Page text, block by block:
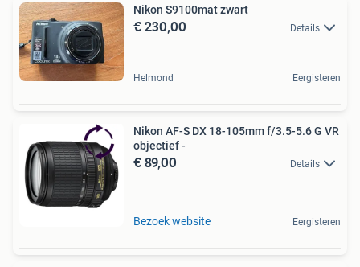
Nikon S9100mat zwart
€ 230,00 Details
Helmond Eergisteren
Nikon AF-S DX 18-105mm f/3.5-5.6 G VR
objectief -
€ 89,00 Details
Bezoek website Eergisteren